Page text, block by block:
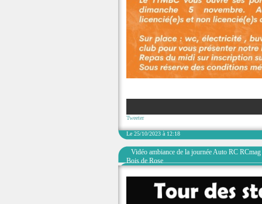
Tweeter
Le 25/10/2023 à 12:18
Vidéo ambiance de la journée Auto RC
Bois de Rose